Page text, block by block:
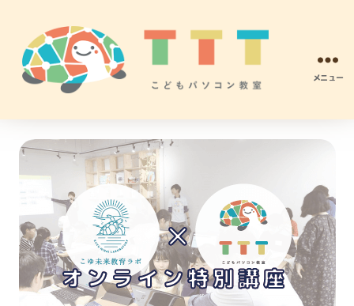
こ
ど
も
パ
ン
プ
ロ
グ
ラ
メニュー